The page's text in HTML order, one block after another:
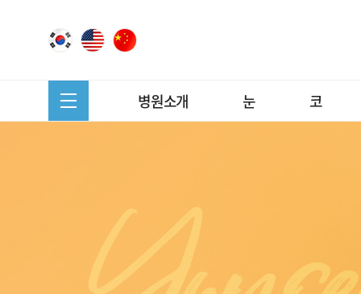
병원소개 눈 코